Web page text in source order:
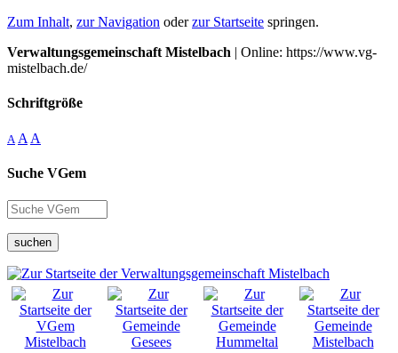
Zum Inhalt, zur Navigation oderzur Startseite springen.
Verwaltungsgemeinschaft Mistelbach | Online: https://www.vg-
mistelbach.de/
Schriftgröße
A A A
Suche VGem
suchen